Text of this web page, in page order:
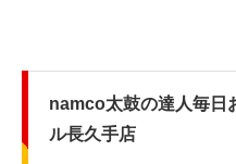
namco太鼓の達人毎日
ル長久手店